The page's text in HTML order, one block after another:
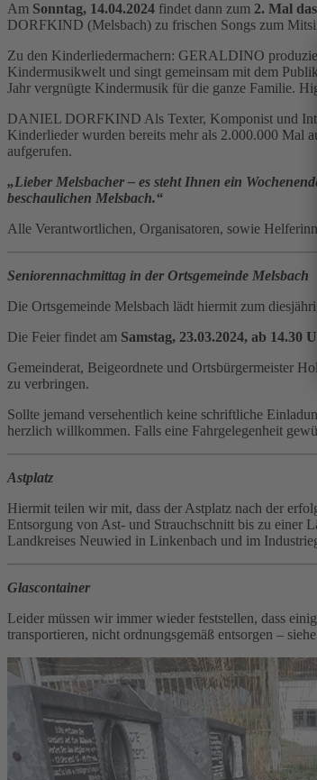
Am Sonntag, 14.04.2024 findet dann zum 2. Mal
DORFKIND (Melsbach) zu frischen Songs zum
Zu den Kinderliedermachern: GERALDINO
Kindermusikwelt und singt gemeinsam mit dem
Jahr vergnügte Kindermusik für die ganze Familie.
DANIEL DORFKIND Als Texter, Komponist und
Kinderlieder wurden bereits mehr als 2.000.000
aufgerufen.
„Lieber Melsbacher – es steht Ihnen ein
beschaulichen Melsbach.“
Alle Verantwortlichen, Organisatoren, sowie
Seniorennachmittag in der Ortsgemeinde Melsbach
Die Ortsgemeinde Melsbach lädt hiermit zum
Die Feier findet am Samstag, 23.03.2024, ab 14.30
Gemeinderat, Beigeordnete und Ortsbürgermeister
zu verbringen.
Sollte jemand versehentlich keine schriftliche
herzlich willkommen. Falls eine Fahrgelegenheit
Astplatz
Hiermit teilen wir mit, dass der Astplatz nach der
Entsorgung von Ast- und Strauchschnitt bis zu einer
Landkreises Neuwied in Linkenbach und im
Glascontainer
Leider müssen wir immer wieder feststellen, dass
transportieren, nicht ordnungsgemäß entsorgen –